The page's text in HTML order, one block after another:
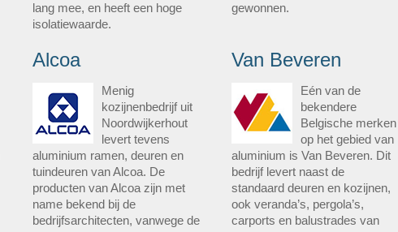
lang mee, en heeft een hoge
isolatiewaarde.
gewonnen.
Alcoa
Menig
kozijnenbedrijf uit
Noordwijkerhout
levert tevens
aluminium ramen, deuren en
tuindeuren van Alcoa. De
producten van Alcoa zijn met
name bekend bij de
bedrijfsarchitecten, vanwege de
Van Beveren
Eén van de
bekendere
Belgische merken
op het gebied van
aluminium is Van Beveren. Dit
bedrijf levert naast de
standaard deuren en kozijnen,
ook veranda’s, pergola’s,
carports en balustrades van